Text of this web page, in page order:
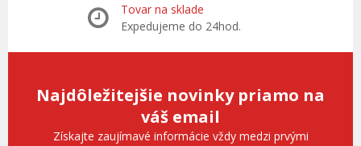
Tovar na sklade
Expedujeme do 24hod.
Najdôležitejšie novinky priamo na
váš email
Získajte zaujímavé informácie vždy medzi prvými